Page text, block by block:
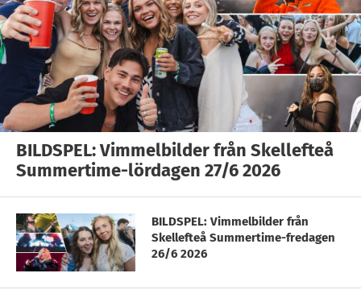
BILDSPEL: Vimmelbilder från Skellefteå
Summertime-lördagen 27/6 2026
BILDSPEL: Vimmelbilder från
Skellefteå Summertime-fredagen
26/6 2026